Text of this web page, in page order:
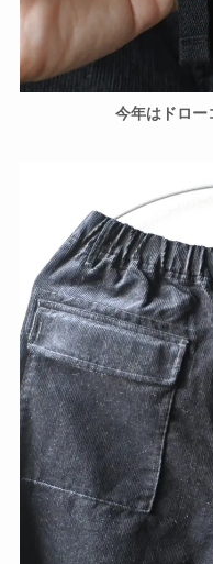
今年はドロー